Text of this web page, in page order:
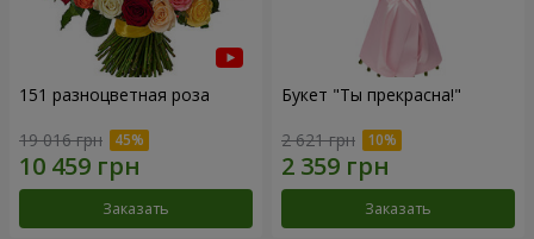
151 разноцветная роза
19 016 грн
Заказать
Букет "Ты прекрасна!"
2 621 грн
Заказать